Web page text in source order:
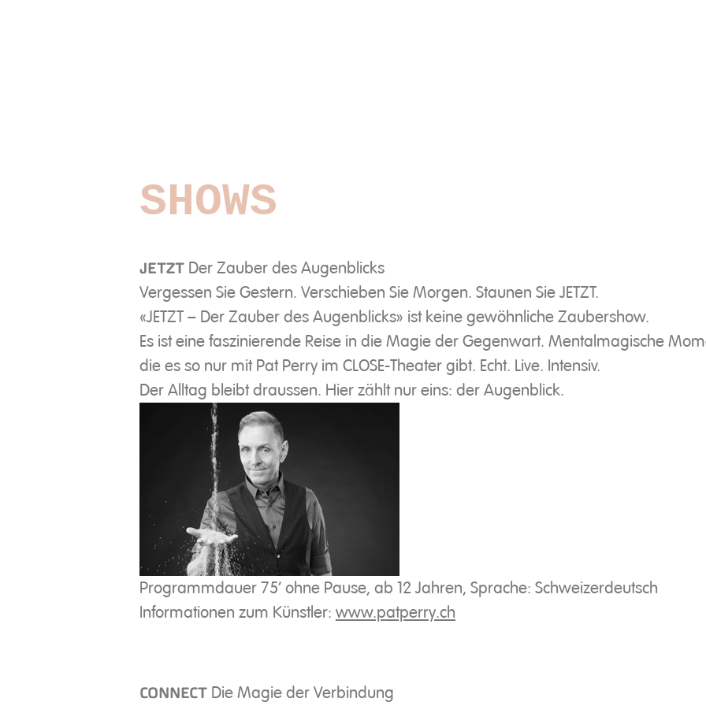
SHOWS
JETZT Der Zauber des Augenblicks
Vergessen Sie Gestern. Verschieben Sie Morgen. Staunen Sie JETZT.
«JETZT – Der Zauber des Augenblicks» ist keine gewöhnliche Zaubershow.
Es ist eine faszinierende Reise in die Magie der Gegenwart. Mentalmagische
die es so nur mit Pat Perry im CLOSE-Theater gibt. Echt. Live. Intensiv.
Der Alltag bleibt draussen. Hier zählt nur eins: der Augenblick.
Programmdauer 75‘ ohne Pause, ab 12 Jahren, Sprache: Schweizerdeutsch
Informationen zum Künstler: www.patperry.ch
CONNECT Die Magie der Verbindung